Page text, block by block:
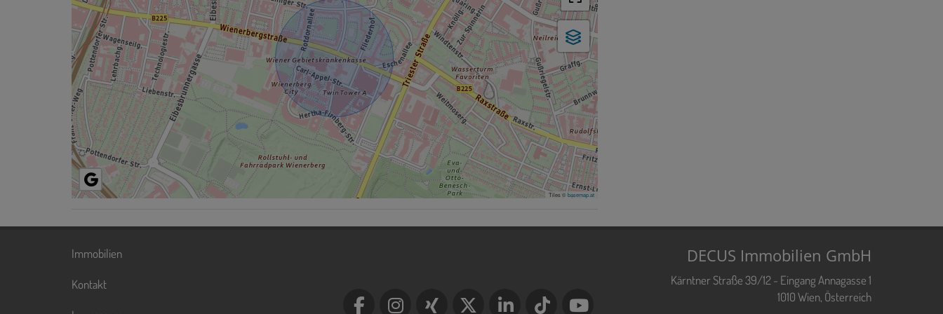
Tiles ©basemap.at
Immobilien
Kontakt
DECUS Immobilien GmbH
Kärntner Straße 39/12 - Eingang Annagasse 1
1010 Wien, Österreich